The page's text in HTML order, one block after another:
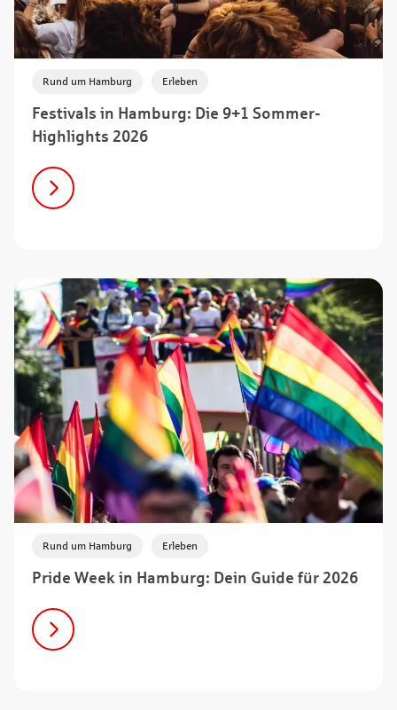
Festivals in Hamburg: Die 9+1 Sommer-
Highlights 2026
Rund um Hamburg Erleben
Pride Week in Hamburg: Dein Guide für 2026
Rund um Hamburg Erleben